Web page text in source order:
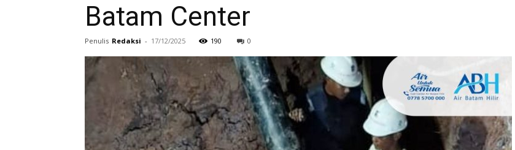
Batam Center
Penulis Redaksi - 17/12/2025 190 0